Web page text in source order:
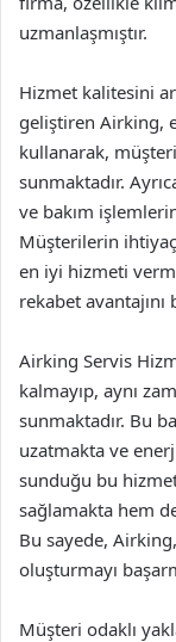
uzmanlaşmıştır.
Hizmet kalitesini
geliştiren Airking,
kullanarak,
sunmaktadır.
ve bakım
Müşterilerin
en iyi hizmeti
rekabet
Airking Servis
kalmayıp, aynı
sunmaktadır. Bu
uzatmakta ve
sunduğu bu
sağlamakta hem
Bu sayede,
oluşturmayı
Müşteri odaklı